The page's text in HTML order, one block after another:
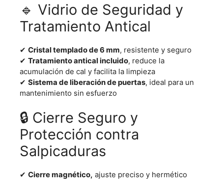
🔹 Vidrio de Seguridad y
Tratamiento Antical
✔ Cristal templado de 6 mm, resistente y seguro
✔ Tratamiento antical incluido, reduce la
acumulación de cal y facilita la limpieza
✔ Sistema de liberación de puertas, ideal para un
mantenimiento sin esfuerzo
🔒 Cierre Seguro y
Protección contra
Salpicaduras
✔ Cierre magnético, ajuste preciso y hermético